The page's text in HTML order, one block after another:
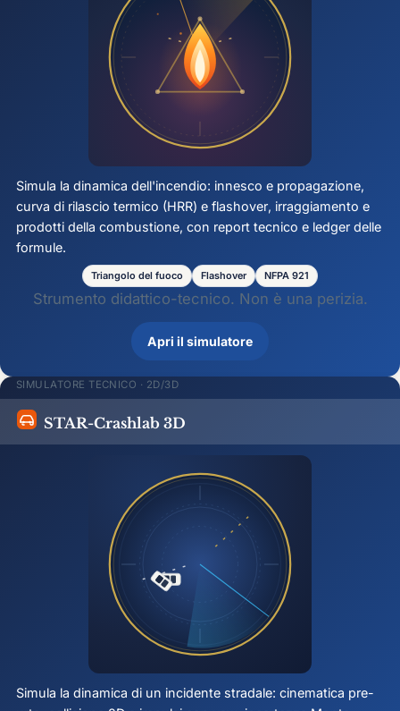
Simula la dinamica dell'incendio: innesco e propagazione,
curva di rilascio termico (HRR) e flashover, irraggiamento e
prodotti della combustione, con report tecnico e ledger delle
formule.
Triangolo del fuoco Flashover NFPA 921
Strumento didattico-tecnico. Non è una perizia.
Apri il simulatore
SIMULATORE TECNICO · 2D/3D
STAR-Crashlab 3D
Simula la dinamica di un incidente stradale: cinematica pre-